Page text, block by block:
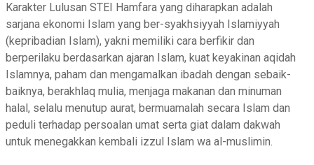
Karakter Lulusan STEI Hamfara yang diharapkan adalah
sarjana ekonomi Islam yang ber-syakhsiyyah Islamiyyah
(kepribadian Islam), yakni memiliki cara berfikir dan
berperilaku berdasarkan ajaran Islam, kuat keyakinan aqidah
Islamnya, paham dan mengamalkan ibadah dengan sebaik-
baiknya, berakhlaq mulia, menjaga makanan dan minuman
halal, selalu menutup aurat, bermuamalah secara Islam dan
peduli terhadap persoalan umat serta giat dalam dakwah
untuk menegakkan kembali izzul Islam wa al-muslimin.